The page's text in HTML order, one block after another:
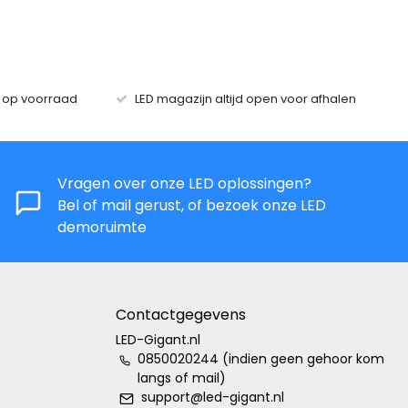
op voorraad LED magazijn altijd open voor afhalen
Vragen over onze LED oplossingen?
Bel of mail gerust, of bezoek onze LED
demoruimte
Contactgegevens
LED-Gigant.nl
0850020244 (indien geen gehoor kom
langs of mail)
support@led-gigant.nl